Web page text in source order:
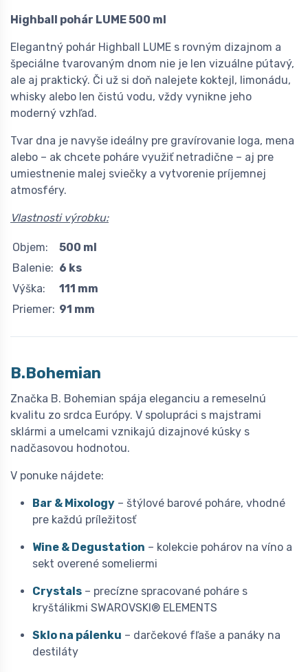
Highball pohár LUME 500 ml
Elegantný pohár Highball LUME s rovným dizajnom a
špeciálne tvarovaným dnom nie je len vizuálne pútavý,
ale aj praktický. Či už si doň nalejete koktejl, limonádu,
whisky alebo len čistú vodu, vždy vynikne jeho
moderný vzhľad.
Tvar dna je navyše ideálny pre gravírovanie loga, mena
alebo – ak chcete poháre využiť netradične – aj pre
umiestnenie malej sviečky a vytvorenie príjemnej
atmosféry.
Vlastnosti výrobku:
Objem:
500 ml
Balenie: 6 ks
Výška:
111 mm
Priemer: 91 mm
B.Bohemian
Značka B. Bohemian spája eleganciu a remeselnú
kvalitu zo srdca Európy. V spolupráci s majstrami
sklármi a umelcami vznikajú dizajnové kúsky s
nadčasovou hodnotou.
V ponuke nájdete:
Bar & Mixology – štýlové barové poháre, vhodné
pre každú príležitosť
Wine & Degustation – kolekcie pohárov na víno a
sekt overené someliermi
Crystals – precízne spracované poháre s
kryštálikmi SWAROVSKI® ELEMENTS
Sklo na pálenku – darčekové fľaše a panáky na
destiláty